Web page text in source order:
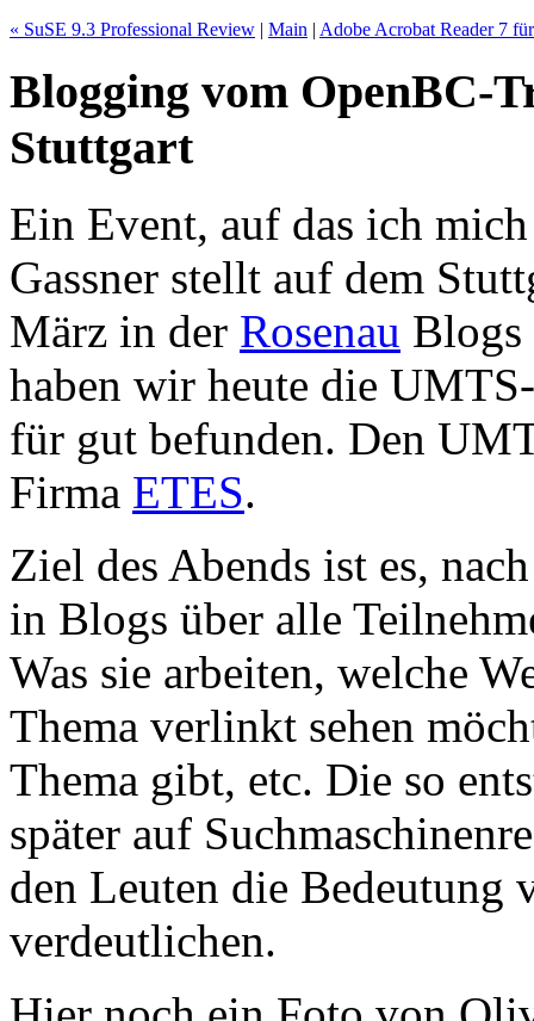
« SuSE 9.3 Professional Review | Main | Adobe Acrobat Reader 7
Blogging vom OpenBC-
Stuttgart
Ein Event, auf das ich
Gassner stellt auf dem
März in der Rosenau
haben wir heute die
für gut befunden. Den
Firma ETES.
Ziel des Abends ist es,
in Blogs über alle
Was sie arbeiten, welche
Thema verlinkt sehen
Thema gibt, etc. Die so
später auf
den Leuten die Bedeutung
verdeutlichen.